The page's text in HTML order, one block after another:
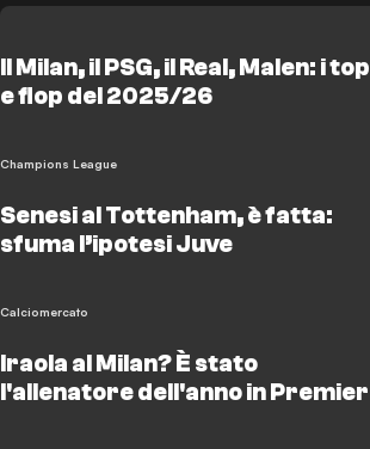
Il Milan, il PSG, il Real, Malen: i top
e flop del 2025/26
Champions League
Senesi al Tottenham, è fatta:
sfuma l’ipotesi Juve
Calciomercato
Iraola al Milan? È stato
l'allenatore dell'anno in Premier